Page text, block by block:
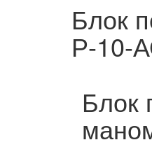
Блок
Р-10-
Блок